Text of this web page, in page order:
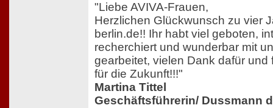
"Liebe AVIVA-Frauen,
Herzlichen Glückwunsch zu vier
berlin.de!! Ihr habt viel geboten,
recherchiert und wunderbar mit
gearbeitet, vielen Dank dafür und
für die Zukunft!!!"
Martina Tittel
Geschäftsführerin/ Dussmann